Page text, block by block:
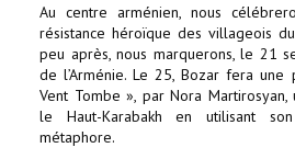
Au centre arménien, nous
résistance héroïque des villageois
peu après, nous marquerons, le 21
de l’Arménie. Le 25, Bozar fera
Vent Tombe », par Nora
le Haut-Karabakh en utilisant
métaphore.